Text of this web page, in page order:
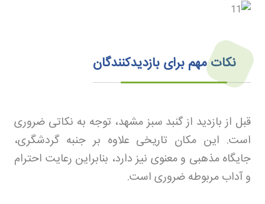
نکات مهم برای بازدیدکنندگان
قبل از بازدید از گنبد سبز مشهد، توجه به نکاتی ضروری
است. این مکان تاریخی علاوه بر جنبه گردشگری،
جایگاه مذهبی و معنوی نیز دارد، بنابراین رعایت احترام
و آداب مربوطه ضروری است.